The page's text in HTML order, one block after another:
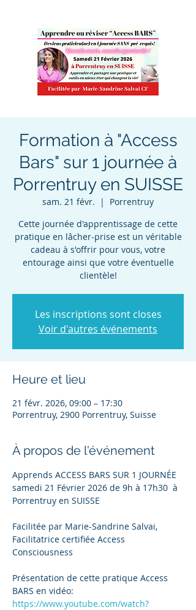
Formation à "Access
Bars" sur 1 journée à
Porrentruy en SUISSE
sam. 21 févr.
  |
Porrentruy
Cette journée d'apprentissage de cette
pratique en lâcher-prise est un véritable
cadeau à s'offrir pour vous, votre
entourage ainsi que votre éventuelle
clientèle!
Les inscriptions sont closes
Voir d'autres événements
Heure et lieu
21 févr. 2026, 09:00 – 17:30
Porrentruy, 2900 Porrentruy, Suisse
À propos de l'événement
Apprends ACCESS BARS SUR 1 JOURNÉE
samedi 21 Février 2026 de 9h à 17h30  à
Porrentruy en SUISSE
Facilitée par Marie-Sandrine Salvai,
Facilitatrice certifiée Access
Consciousness
Présentation de cette pratique Access
BARS en vidéo:
https://www.youtube.com/watch?